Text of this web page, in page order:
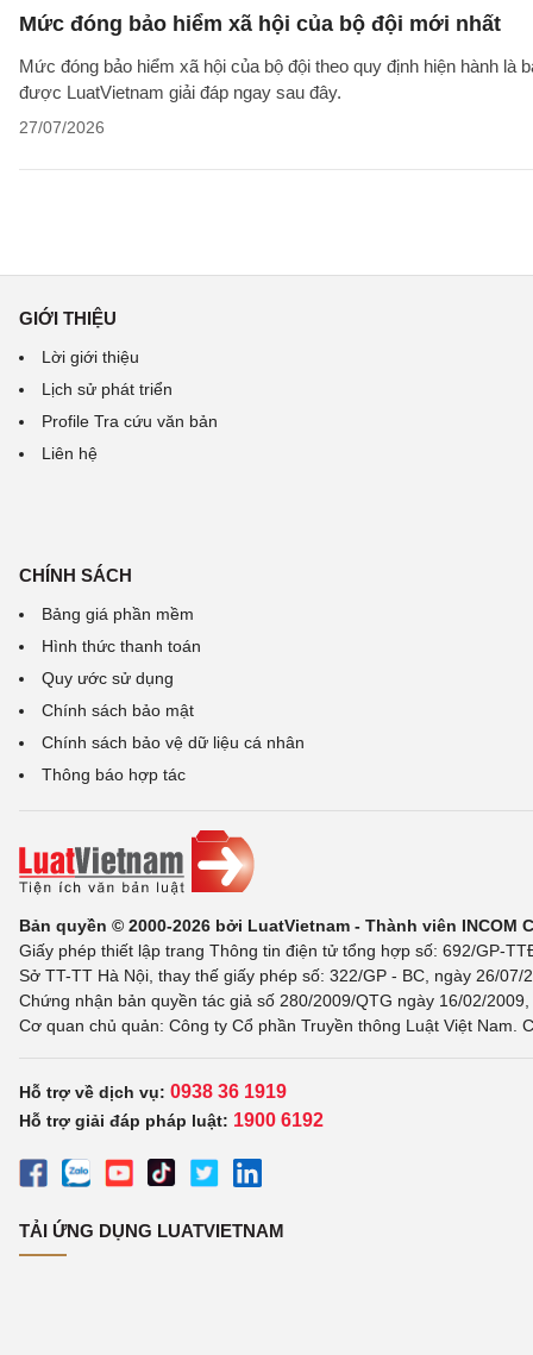
Mức đóng bảo hiểm xã hội của bộ đội mới nhất
Mức đóng bảo hiểm xã hội của bộ đội theo quy định hiện hành
được LuatVietnam giải đáp ngay sau đây.
27/07/2026
GIỚI THIỆU
Lời giới thiệu
Lịch sử phát triển
Profile Tra cứu văn bản
Liên hệ
CHÍNH SÁCH
Bảng giá phần mềm
Hình thức thanh toán
Quy ước sử dụng
Chính sách bảo mật
Chính sách bảo vệ dữ liệu cá nhân
Thông báo hợp tác
Bản quyền © 2000-2026 bởi LuatVietnam - Thành viên INCOM
Giấy phép thiết lập trang Thông tin điện tử tổng hợp số: 692/GP-
Sở TT-TT Hà Nội, thay thế giấy phép số: 322/GP - BC, ngày 26/
Chứng nhận bản quyền tác giả số 280/2009/QTG ngày 16/02/
Cơ quan chủ quản: Công ty Cổ phần Truyền thông Luật Việt Nam.
Hỗ trợ về dịch vụ: 0938 36 1919
Hỗ trợ giải đáp pháp luật: 1900 6192
TẢI ỨNG DỤNG LUATVIETNAM